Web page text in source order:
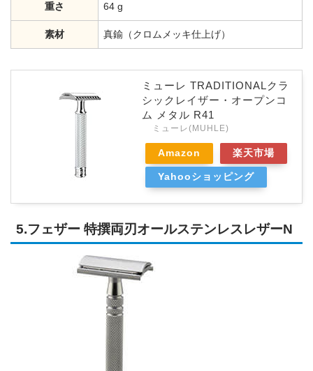
重さ 64 g
素材 真鍮（クロムメッキ仕上げ）
ミューレ TRADITIONALクラ
シックレイザー・オープンコ
ム メタル R41
ミューレ(MUHLE)
Amazon 楽天市場
Yahooショッピング
5.フェザー 特撰両刃オールステンレスレザーN